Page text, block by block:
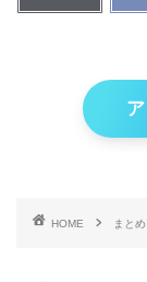
HOME まと